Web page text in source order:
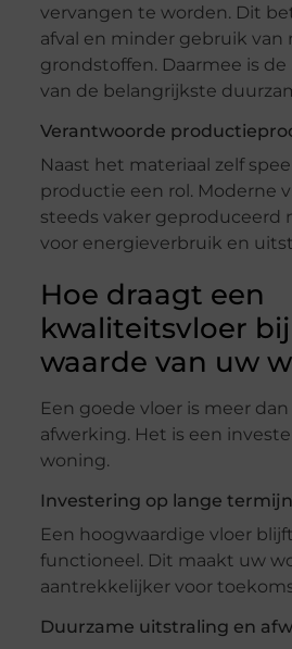
vervangen te worden. Dit
afval en minder gebruik van
grondstoffen. Daarmee is
van de belangrijkste
Verantwoorde
Naast het materiaal zelf
productie een rol. Moderne
steeds vaker geproduceerd
voor energieverbruik en
Hoe draagt een
kwaliteitsvloer
waarde van uw
Een goede vloer is meer
afwerking. Het is een
woning.
Investering op lange termijn
Een hoogwaardige vloer
functioneel. Dit maakt uw
aantrekkelijker voor
Duurzame uitstraling en